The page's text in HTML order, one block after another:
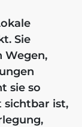
Sie
Wegen,
sie so
sichtbar ist,